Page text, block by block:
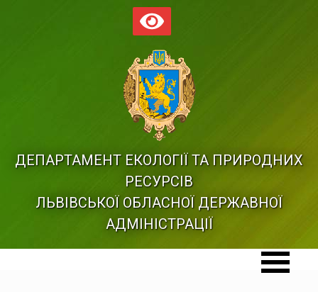
ДЕПАРТАМЕНТ ЕКОЛОГІЇ ТА ПРИРОДНИХ
РЕСУРСІВ
ЛЬВІВСЬКОЇ ОБЛАСНОЇ ДЕРЖАВНОЇ
АДМІНІСТРАЦІЇ